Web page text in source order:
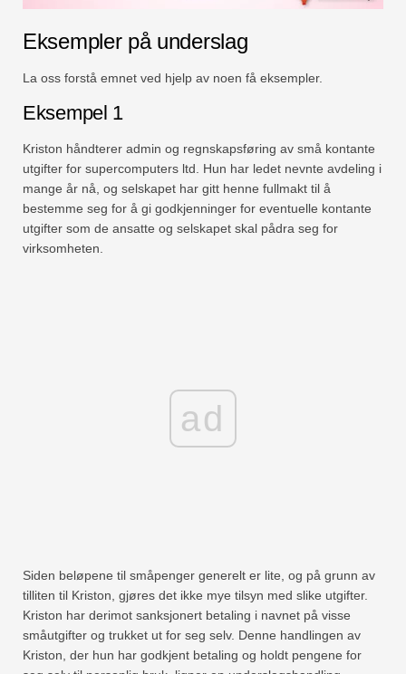
Eksempler på underslag
La oss forstå emnet ved hjelp av noen få eksempler.
Eksempel 1
Kriston håndterer admin og regnskapsføring av små kontante
utgifter for supercomputers ltd. Hun har ledet nevnte avdeling i
mange år nå, og selskapet har gitt henne fullmakt til å
bestemme seg for å gi godkjenninger for eventuelle kontante
utgifter som de ansatte og selskapet skal pådra seg for
virksomheten.
ad
Siden beløpene til småpenger generelt er lite, og på grunn av
tilliten til Kriston, gjøres det ikke mye tilsyn med slike utgifter.
Kriston har derimot sanksjonert betaling i navnet på visse
småutgifter og trukket ut for seg selv. Denne handlingen av
Kriston, der hun har godkjent betaling og holdt pengene for